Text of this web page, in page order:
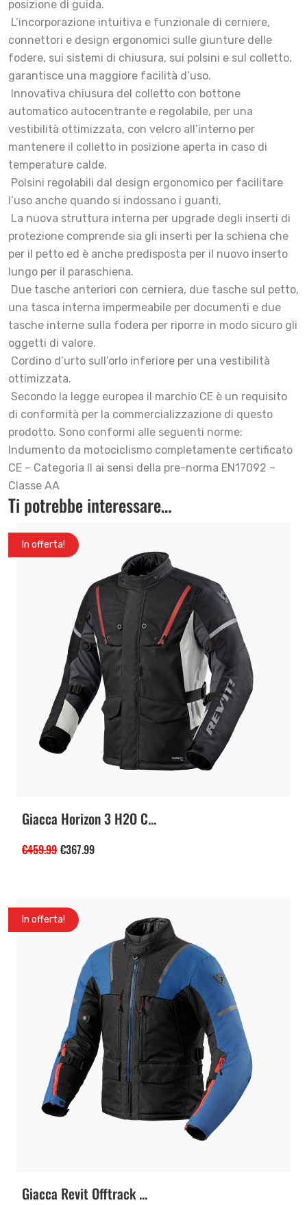
posizione di guida.
­ L’incorporazione intuitiva e funzionale di cerniere,
connettori e design ergonomici sulle giunture delle
fodere, sui sistemi di chiusura, sui polsini e sul colletto,
garantisce una maggiore facilità d’uso.
­ Innovativa chiusura del colletto con bottone
automatico autocentrante e regolabile, per una
vestibilità ottimizzata, con velcro all’interno per
mantenere il colletto in posizione aperta in caso di
temperature calde.
­ Polsini regolabili dal design ergonomico per facilitare
l’uso anche quando si indossano i guanti.
­ La nuova struttura interna per upgrade degli inserti di
protezione comprende sia gli inserti per la schiena che
per il petto ed è anche predisposta per il nuovo inserto
lungo per il paraschiena.
­ Due tasche anteriori con cerniera, due tasche sul petto,
una tasca interna impermeabile per documenti e due
tasche interne sulla fodera per riporre in modo sicuro gli
oggetti di valore.
­ Cordino d’urto sull’orlo inferiore per una vestibilità
ottimizzata.
­ Secondo la legge europea il marchio CE è un requisito
di conformità per la commercializzazione di questo
prodotto. Sono conformi alle seguenti norme:
Indumento da motociclismo completamente certificato
CE – Categoria II ai sensi della pre-norma EN17092 –
Classe AA
Ti potrebbe interessare…
In offerta!
Giacca Horizon 3 H2O C...
€459.99 €367.99
In offerta!
Giacca Revit Offtrack ...